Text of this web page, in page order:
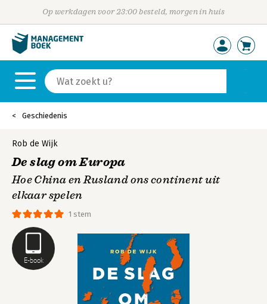
Op werkdagen voor 23:00 besteld, morgen in huis
Geschiedenis
E-book
1 stem
Rob de Wijk
De slag om Europa
Hoe China en Rusland ons continent uit
elkaar spelen